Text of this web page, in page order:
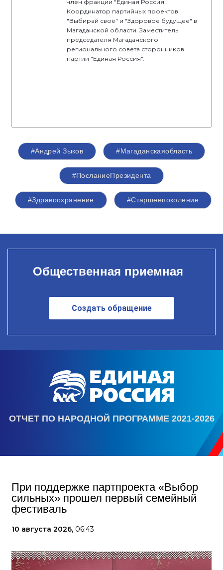
член фракции "Единая Россия".
Координатор партийных проектов
"Выбирай своё" и "Здоровое будущее" в
Магаданской области. Заместитель
председателя Магаданского
регионального совета сторонников
партии "Единая Россия".
#Андрей Зыков #Магаданскаяобласть
#ПосланиеПрезидента
#Здравоохранение #Старшеепоколение
Общественная приемная
Создать обращение
ОТЧЕТ ПО НАРОДНОЙ ПРОГРАММЕ 2021-2026
При поддержке партпроекта «Выбор
сильных» прошел первый семейный
фестиваль
10 августа 2026, 06:43